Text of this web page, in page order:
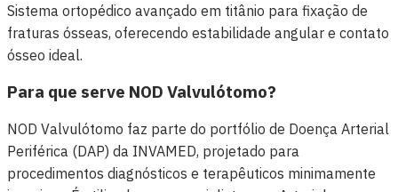
Sistema ortopédico avançado em titânio para fixação de
fraturas ósseas, oferecendo estabilidade angular e contato
ósseo ideal.
Para que serve NOD Valvulótomo?
NOD Valvulótomo faz parte do portfólio de Doença Arterial
Periférica (DAP) da INVAMED, projetado para
procedimentos diagnósticos e terapêuticos minimamente